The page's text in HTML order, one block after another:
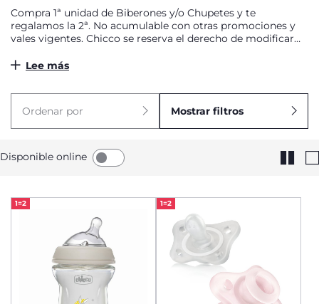
Compra 1ª unidad de Biberones y/o Chupetes y te
regalamos la 2ª. No acumulable con otras promociones y
vales vigentes. Chicco se reserva el derecho de modificar
momento, sin que esto implique ninguna responsabilidad o
Lee más
Ordenar por Mostrar filtros
Disponible online
1=2 1=2